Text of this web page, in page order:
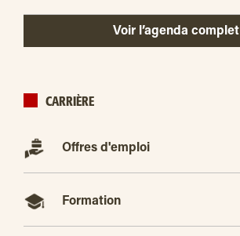
Voir l’agenda complet
CARRIÈRE
Offres d'emploi
Formation